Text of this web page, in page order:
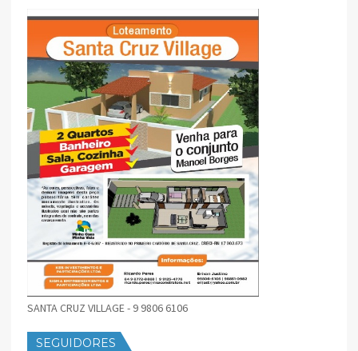
SANTA CRUZ VILLAGE - 9 9806 6106
SEGUIDORES